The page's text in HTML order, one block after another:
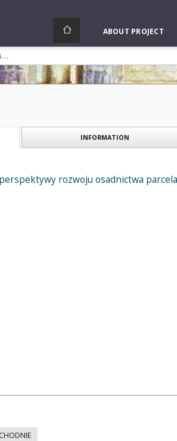
ABOUT PROJECT
INFORMATION
rozwoju osadnictwa